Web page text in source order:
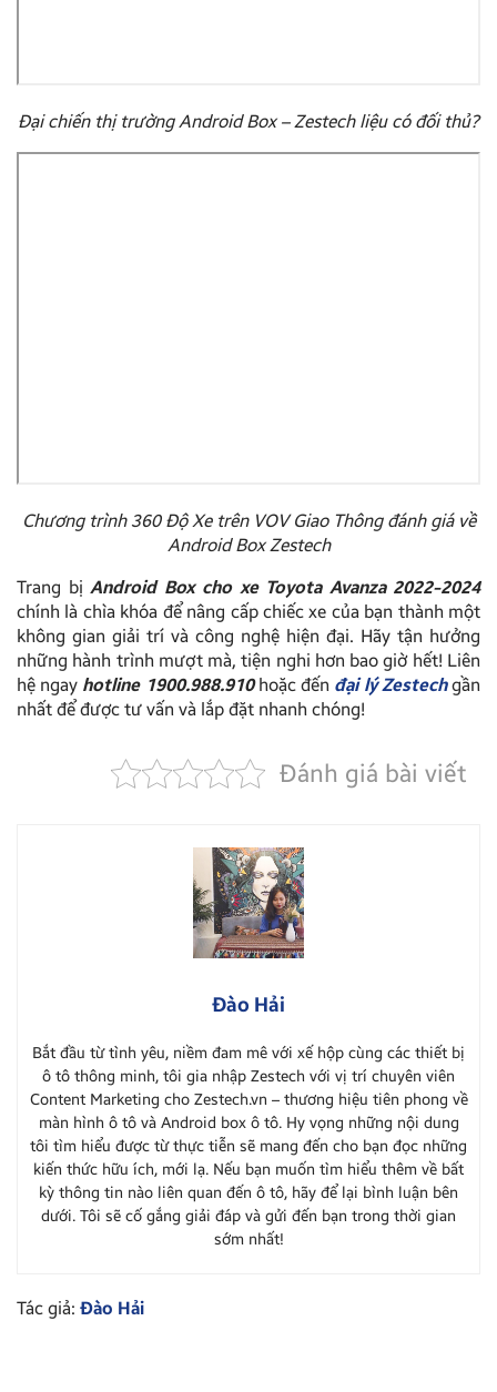
Đại chiến thị trường Android Box – Zestech liệu có đối thủ?
Chương trình 360 Độ Xe trên VOV Giao Thông đánh giá về
Android Box Zestech
Trang bị Android Box cho xe Toyota Avanza 2022-2024
chính là chìa khóa để nâng cấp chiếc xe của bạn thành một
không gian giải trí và công nghệ hiện đại. Hãy tận hưởng
những hành trình mượt mà, tiện nghi hơn bao giờ hết! Liên
hệ ngay hotline 1900.988.910hoặc đến đại lý Zestechgần
nhất để được tư vấn và lắp đặt nhanh chóng!
Đánh giá bài viết
Đào Hải
Bắt đầu từ tình yêu, niềm đam mê với xế hộp cùng các thiết bị
ô tô thông minh, tôi gia nhập Zestech với vị trí chuyên viên
Content Marketing cho Zestech.vn – thương hiệu tiên phong về
màn hình ô tô và Android box ô tô. Hy vọng những nội dung
tôi tìm hiểu được từ thực tiễn sẽ mang đến cho bạn đọc những
kiến thức hữu ích, mới lạ. Nếu bạn muốn tìm hiểu thêm về bất
kỳ thông tin nào liên quan đến ô tô, hãy để lại bình luận bên
dưới. Tôi sẽ cố gắng giải đáp và gửi đến bạn trong thời gian
sớm nhất!
Tác giả: Đào Hải